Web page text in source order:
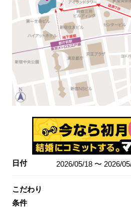
日付 2026/05/18 〜 2026/
こだわり
条件